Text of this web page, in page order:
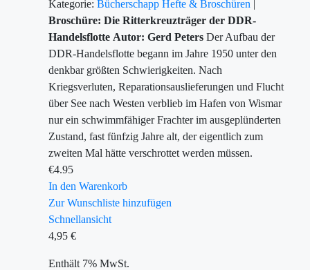
Kategorie: Bücherschapp Hefte & Broschüren |
Broschüre: Die Ritterkreuzträger der DDR-
Handelsflotte Autor: Gerd Peters Der Aufbau der
DDR-Handelsflotte begann im Jahre 1950 unter den
denkbar größten Schwierigkeiten. Nach
Kriegsverluten, Reparationsauslieferungen und Flucht
über See nach Westen verblieb im Hafen von Wismar
nur ein schwimmfähiger Frachter im ausgeplünderten
Zustand, fast fünfzig Jahre alt, der eigentlich zum
zweiten Mal hätte verschrottet werden müssen.
€4.95
In den Warenkorb
Zur Wunschliste hinzufügen
Schnellansicht
4,95 €
Enthält 7% MwSt.